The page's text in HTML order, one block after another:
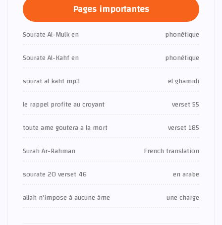
Pages importantes
Sourate Al-Mulk en
phonétique
Sourate Al-Kahf en
phonétique
sourat al kahf mp3
el ghamidi
le rappel profite au croyant
verset 55
toute ame goutera a la mort
verset 185
Surah Ar-Rahman
French translation
sourate 20 verset 46
en arabe
allah n'impose à aucune âme
une charge